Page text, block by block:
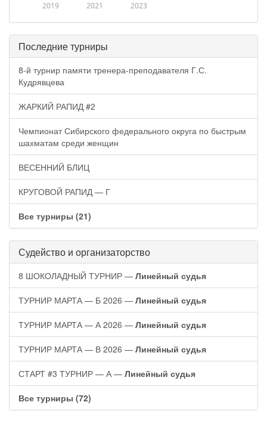
2019 2021 2023
Последние турниры
8-й турнир памяти тренера-преподавателя Г.С.
Кудрявцева
ЖАРКИЙ РАПИД #2
Чемпионат Сибирского федерального округа по быстрым
шахматам среди женщин
ВЕСЕННИЙ БЛИЦ
КРУГОВОЙ РАПИД — Г
Все турниры (21)
Судейство и организаторство
8 ШОКОЛАДНЫЙ ТУРНИР — Линейный судья
ТУРНИР МАРТА — Б 2026 — Линейный судья
ТУРНИР МАРТА — А 2026 — Линейный судья
ТУРНИР МАРТА — В 2026 — Линейный судья
СТАРТ #3 ТУРНИР — А — Линейный судья
Все турниры (72)